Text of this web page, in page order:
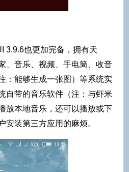
3.9.6也更加完备，拥有天
、音乐、视频、手电筒、收音
：能够生成一张图）等系统实
自带的音乐软件（注：与虾米
放本地音乐，还可以播放或下
安装第三方应用的麻烦。